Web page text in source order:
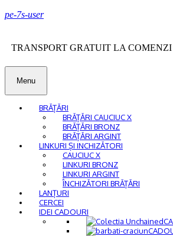
pe-7s-user
TRANSPORT GRATUIT LA COMENZI
Menu
BRĂȚĂRI
BRĂȚĂRI CAUCIUC X
BRĂȚĂRI BRONZ
BRĂȚĂRI ARGINT
LINKURI ȘI INCHIZĂTORI
CAUCIUC X
LINKURI BRONZ
LINKURI ARGINT
ÎNCHIZĂTORI BRĂȚĂRI
LANȚURI
CERCEI
IDEI CADOURI